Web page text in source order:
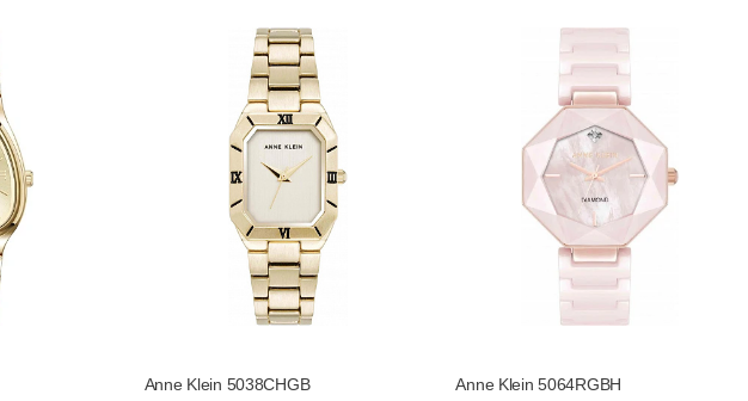
Anne Klein 5038CHGB
Anne Klein 5064RGBH